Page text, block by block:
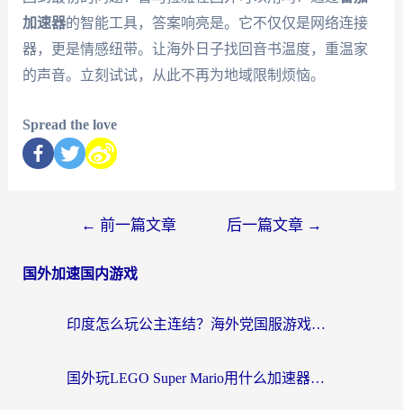
加速器的智能工具，答案响亮是。它不仅仅是网络连接
器，更是情感纽带。让海外日子找回音书温度，重温家
的声音。立刻试试，从此不再为地域限制烦恼。
Spread the love
← 前一篇文章 后一篇文章 →
国外加速国内游戏
印度怎么玩公主连结？海外党国服游戏加速终极指南（附仙境传说RO重生细胞优化技巧）
国外玩LEGO Super Mario用什么加速器？2026海外玩家亲测有效指南